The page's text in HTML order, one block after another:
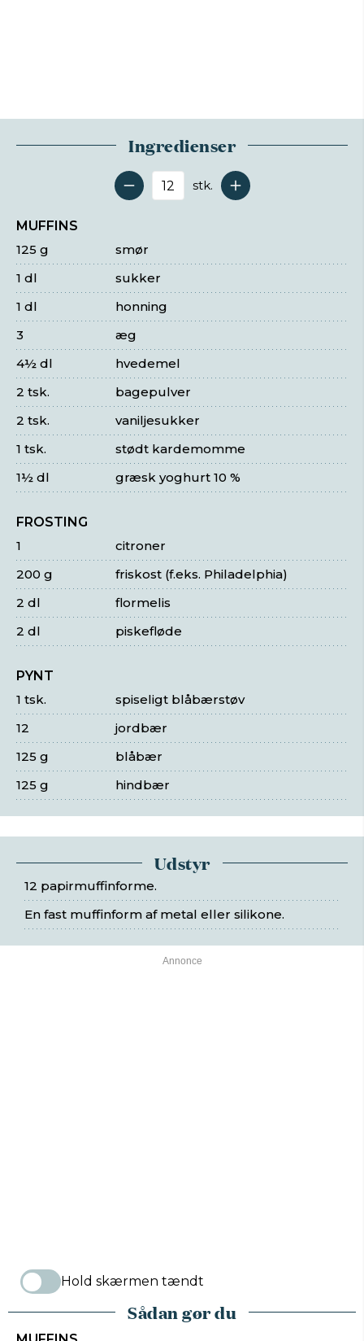
Ingredienser
Antal serveringer
stk.
MUFFINS
smør
125 g
sukker
1 dl
honning
1 dl
æg
3
hvedemel
4½ dl
bagepulver
2 tsk.
vaniljesukker
2 tsk.
stødt kardemomme
1 tsk.
græsk yoghurt 10 %
1½ dl
FROSTING
citroner
1
friskost (f.eks. Philadelphia)
200 g
flormelis
2 dl
piskefløde
2 dl
PYNT
spiseligt blåbærstøv
1 tsk.
jordbær
12
blåbær
125 g
hindbær
125 g
Udstyr
12 papirmuffinforme.
En fast muffinform af metal eller silikone.
Hold skærmen tændt
Sådan gør du